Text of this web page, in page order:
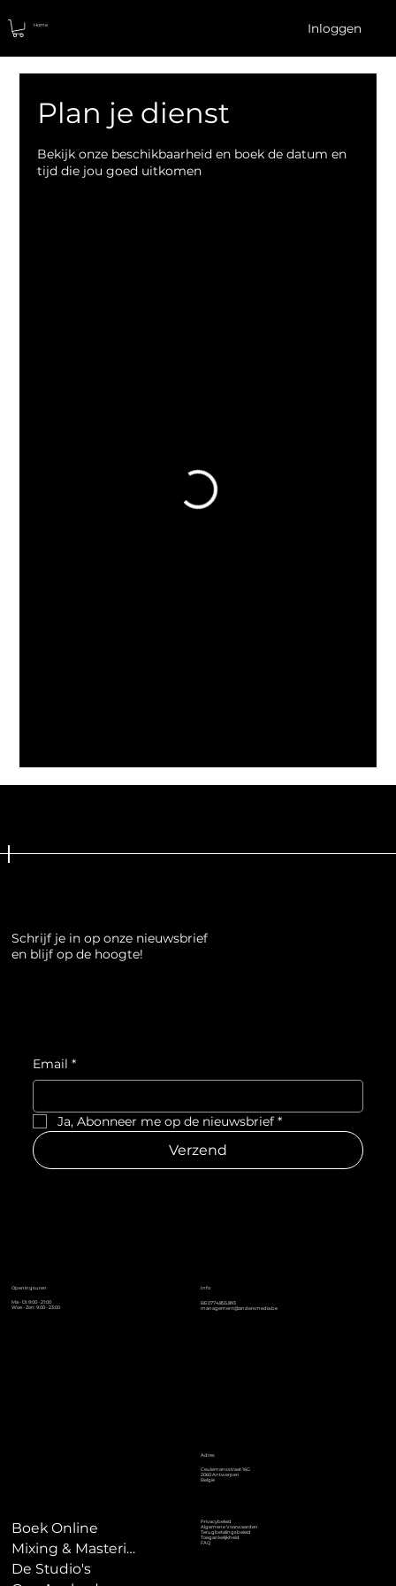
Home Inloggen
Plan je dienst
Bekijk onze beschikbaarheid en boek de datum en
tijd die jou goed uitkomen
Schrijf je in op onze nieuwsbrief
en blijf op de hoogte!
Email *
Ja, Abonneer me op de nieuwsbrief *
Verzend
Info
BE0774.855.893
management@andersmedia.be
Openingsuren
Ma - Di: 9:00 - 21:00
Woe - Zon: 9:00 - 23:00
Adres
Ceulemansstraat 16G
2060 Antwerpen
België
Privacybeleid
Algemene Voorwaarden
Terugbetalingsbeleid
Toegankelijkheid
FAQ
Boek Online
Mixing & Mastering
De Studio's